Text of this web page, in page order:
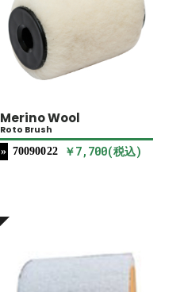
Merino Wool
Roto Brush
70090022
￥7,700(税込)